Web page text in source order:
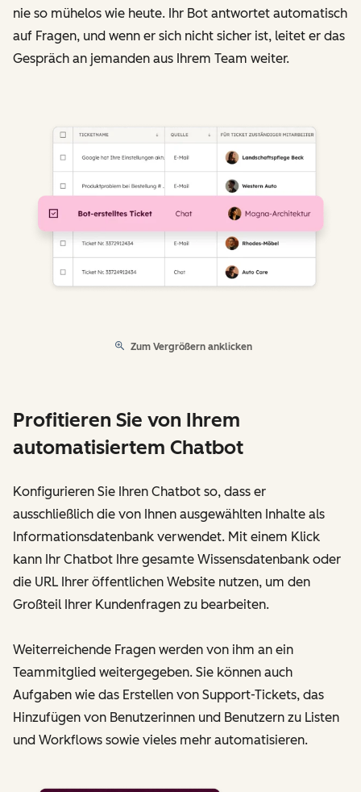
nie so mühelos wie heute. Ihr Bot antwortet automatisch
auf Fragen, und wenn er sich nicht sicher ist, leitet er das
Gespräch an jemanden aus Ihrem Team weiter.
Zum Vergrößern anklicken
Profitieren Sie von Ihrem
automatisiertem Chatbot
Konfigurieren Sie Ihren Chatbot so, dass er
ausschließlich die von Ihnen ausgewählten Inhalte als
Informationsdatenbank verwendet. Mit einem Klick
kann Ihr Chatbot Ihre gesamte Wissensdatenbank oder
die URL Ihrer öffentlichen Website nutzen, um den
Großteil Ihrer Kundenfragen zu bearbeiten.
Weiterreichende Fragen werden von ihm an ein
Teammitglied weitergegeben. Sie können auch
Aufgaben wie das Erstellen von Support-Tickets, das
Hinzufügen von Benutzerinnen und Benutzern zu Listen
und Workflows sowie vieles mehr automatisieren.